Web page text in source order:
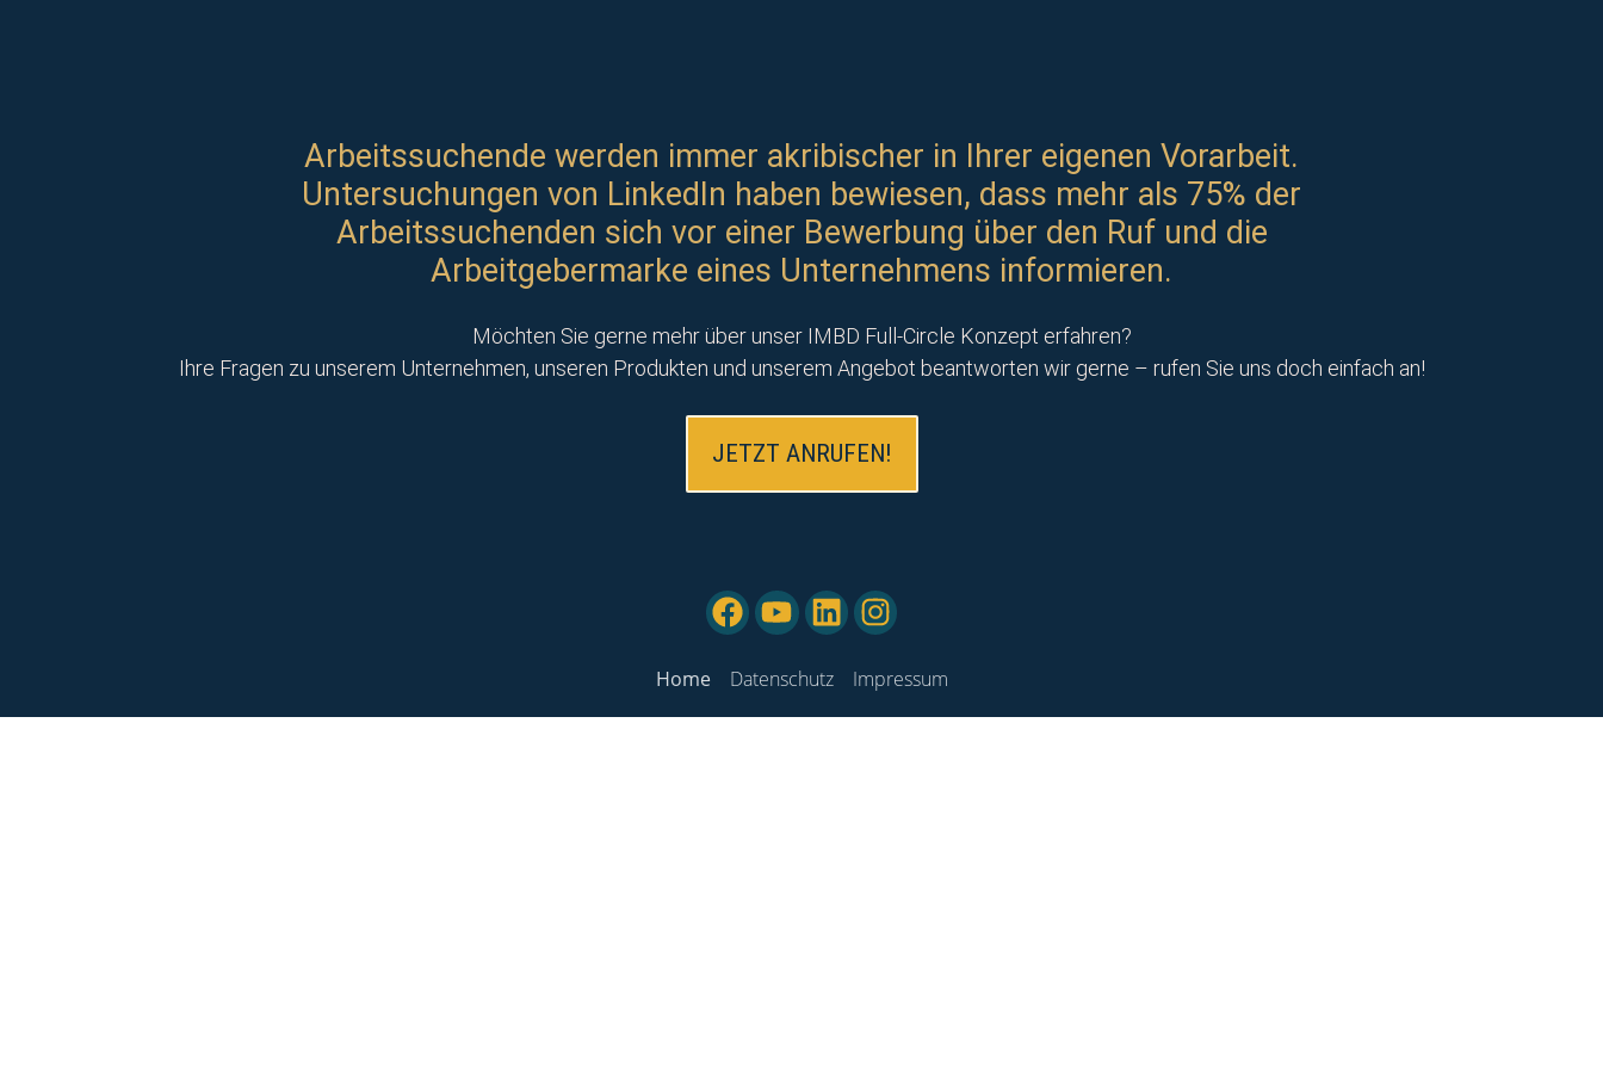
Arbeitssuchende werden immer akribischer in Ihrer eigenen Vorarbeit.
Untersuchungen von LinkedIn haben bewiesen, dass mehr als 75% der
Arbeitssuchenden sich vor einer Bewerbung über den Ruf und die
Arbeitgebermarke eines Unternehmens informieren.
Möchten Sie gerne mehr über unser IMBD Full-Circle Konzept erfahren?
Ihre Fragen zu unserem Unternehmen, unseren Produkten und unserem Angebot beantworten wir gerne – rufen Sie uns doch einfach an!
JETZT ANRUFEN!
Home Datenschutz Impressum